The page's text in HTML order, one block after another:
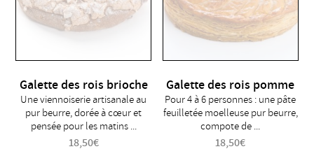
Galette des rois brioche
Une viennoiserie artisanale au
pur beurre, dorée à cœur et
pensée pour les matins ...
18,50€
Galette des rois pomme
Pour 4 à 6 personnes : une pâte
feuilletée moelleuse pur beurre,
compote de ...
18,50€